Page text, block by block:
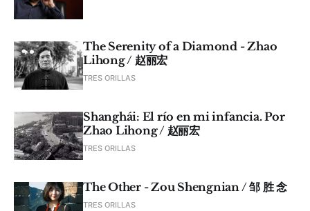
The Serenity of a Diamond - Zhao
Lihong / 赵丽宏
TRES ORILLAS
Shanghái: El río en mi infancia. Por
Zhao Lihong / 赵丽宏
TRES ORILLAS
The Other - Zou Shengnian / 邹 胜 念
TRES ORILLAS